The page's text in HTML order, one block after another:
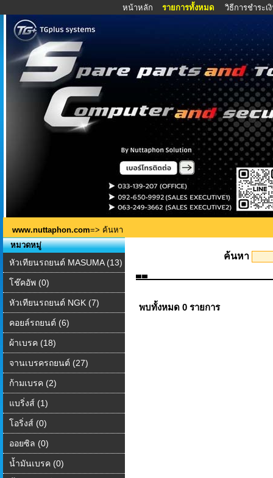
หน้าหลัก รายการทั้งหมด วิธีการชำระเ
www.nuttaphon.com=> ค้นหา
หมวดหมู่
หัวเทียนรถยนต์ MASUMA (13)
โช๊คอัพ (0)
หัวเทียนรถยนต์ NGK (7)
คอยล์รถยนต์ (6)
ผ้าเบรค (18)
จานเบรครถยนต์ (27)
ก้ามเบรค (2)
แบริ่งส์ (1)
โอริ่งส์ (0)
ออยซิล (0)
น้ำมันเบรค (0)
ค้นหา
พบทั้งหมด 0 รายการ